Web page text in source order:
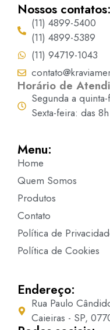
Nossos contatos:
(11) 4899-5400
(11) 4899-5389
(11) 94719-1043
Horário de
Segunda a
Sexta-feira: das
Menu:
Home
Quem Somos
Produtos
Contato
Política de
Política de Cookies
Endereço:
Rua Paulo
Caieiras - SP,